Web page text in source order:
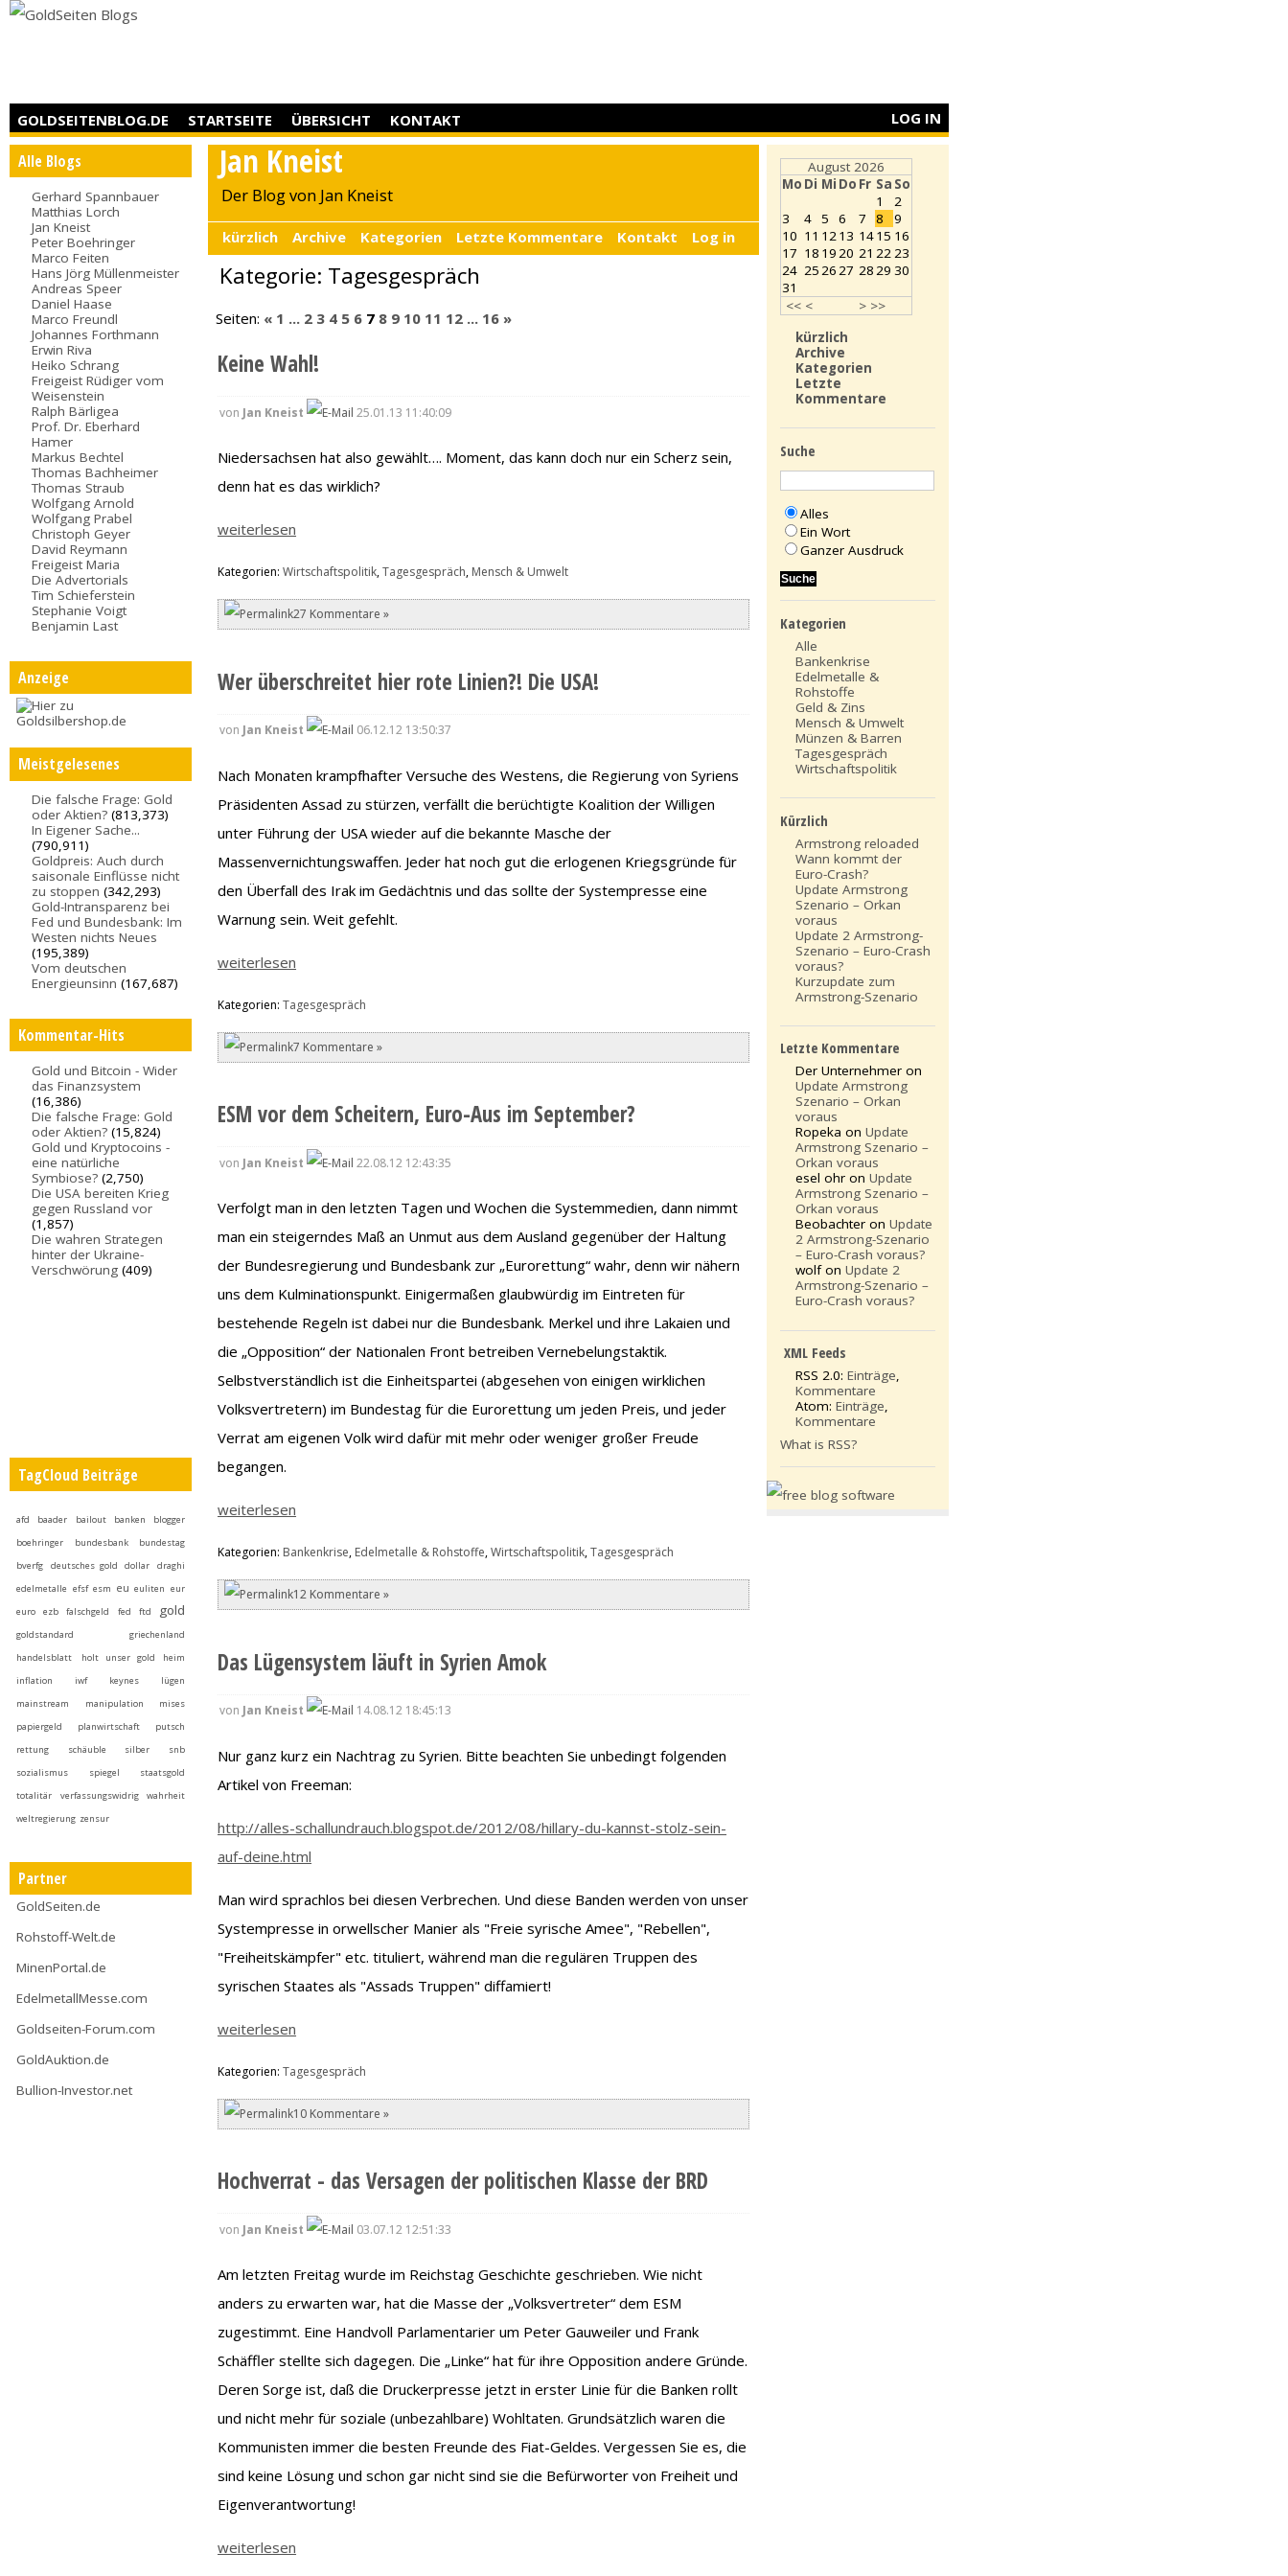
GOLDSEITENBLOG.DE STARTSEITE ÜBERSICHT KONTAKT LOG IN
Alle Blogs
Gerhard Spannbauer
Matthias Lorch
Jan Kneist
Peter Boehringer
Marco Feiten
Hans Jörg Müllenmeister
Andreas Speer
Daniel Haase
Marco Freundl
Johannes Forthmann
Erwin Riva
Heiko Schrang
Freigeist Rüdiger vom
Weisenstein
Ralph Bärligea
Prof. Dr. Eberhard
Hamer
Markus Bechtel
Thomas Bachheimer
Thomas Straub
Wolfgang Arnold
Wolfgang Prabel
Christoph Geyer
David Reymann
Freigeist Maria
Die Advertorials
Tim Schieferstein
Stephanie Voigt
Benjamin Last
Anzeige
Meistgelesenes
Die falsche Frage: Gold
oder Aktien? (813,373)
In Eigener Sache...
(790,911)
Goldpreis: Auch durch
saisonale Einflüsse nicht
zu stoppen (342,293)
Gold-Intransparenz bei
Fed und Bundesbank: Im
Westen nichts Neues
(195,389)
Vom deutschen
Energieunsinn (167,687)
Kommentar-Hits
Gold und Bitcoin - Wider
das Finanzsystem
(16,386)
Die falsche Frage: Gold
oder Aktien? (15,824)
Gold und Kryptocoins -
eine natürliche
Symbiose? (2,750)
Die USA bereiten Krieg
gegen Russland vor
(1,857)
Die wahren Strategen
hinter der Ukraine-
Verschwörung (409)
TagCloud Beiträge
afd baader bailout banken
blogger
boehringer
bundesbank
bundestag
bverfg
deutsches gold dollar
draghi
edelmetalle efsf esm eu euliten eur
euro
ezb falschgeld fed ftd gold
goldstandard
griechenland
handelsblatt
holt unser gold heim
inflation
iwf keynes
lügen
mainstream
manipulation
mises
papiergeld
planwirtschaft
putsch
rettung
schäuble silber
snb
sozialismus
spiegel
staatsgold
totalitär
verfassungswidrig
wahrheit
weltregierung zensur
Partner
GoldSeiten.de
Rohstoff-Welt.de
MinenPortal.de
EdelmetallMesse.com
Goldseiten-Forum.com
GoldAuktion.de
Bullion-Investor.net
Jan Kneist
Der Blog von Jan Kneist
kürzlich Archive Kategorien Letzte Kommentare Kontakt Log in
Kategorie: Tagesgespräch
Seiten: « 1 ... 2 3 4 5 6 7 8 9 10 11 12 ... 16 »
Keine Wahl!
von Jan Kneist 25.01.13 11:40:09
Niedersachsen hat also gewählt…. Moment, das kann doch nur ein Scherz sein,
denn hat es das wirklich?
weiterlesen
Kategorien:Wirtschaftspolitik,Tagesgespräch, Mensch & Umwelt
27 Kommentare »
Wer überschreitet hier rote Linien?! Die USA!
von Jan Kneist 06.12.12 13:50:37
Nach Monaten krampfhafter Versuche des Westens, die Regierung von Syriens
Präsidenten Assad zu stürzen, verfällt die berüchtigte Koalition der Willigen
unter Führung der USA wieder auf die bekannte Masche der
Massenvernichtungswaffen. Jeder hat noch gut die erlogenen Kriegsgründe für
den Überfall des Irak im Gedächtnis und das sollte der Systempresse eine
Warnung sein. Weit gefehlt.
weiterlesen
Kategorien:Tagesgespräch
7 Kommentare »
ESM vor dem Scheitern, Euro-Aus im September?
von Jan Kneist 22.08.12 12:43:35
Verfolgt man in den letzten Tagen und Wochen die Systemmedien, dann nimmt
man ein steigerndes Maß an Unmut aus dem Ausland gegenüber der Haltung
der Bundesregierung und Bundesbank zur „Eurorettung“ wahr, denn wir nähern
uns dem Kulminationspunkt. Einigermaßen glaubwürdig im Eintreten für
bestehende Regeln ist dabei nur die Bundesbank. Merkel und ihre Lakaien und
die „Opposition“ der Nationalen Front betreiben Vernebelungstaktik.
Selbstverständlich ist die Einheitspartei (abgesehen von einigen wirklichen
Volksvertretern) im Bundestag für die Eurorettung um jeden Preis, und jeder
Verrat am eigenen Volk wird dafür mit mehr oder weniger großer Freude
begangen.
weiterlesen
Kategorien: Bankenkrise, Edelmetalle & Rohstoffe,Wirtschaftspolitik,Tagesgespräch
12 Kommentare »
Das Lügensystem läuft in Syrien Amok
von Jan Kneist 14.08.12 18:45:13
Nur ganz kurz ein Nachtrag zu Syrien. Bitte beachten Sie unbedingt folgenden
Artikel von Freeman:
http://alles-schallundrauch.blogspot.de/2012/08/hillary-du-kannst-stolz-sein-
auf-deine.html
Man wird sprachlos bei diesen Verbrechen. Und diese Banden werden von unser
Systempresse in orwellscher Manier als "Freie syrische Amee", "Rebellen",
"Freiheitskämpfer" etc. tituliert, während man die regulären Truppen des
syrischen Staates als "Assads Truppen" diffamiert!
weiterlesen
Kategorien:Tagesgespräch
10 Kommentare »
Hochverrat - das Versagen der politischen Klasse der BRD
von Jan Kneist 03.07.12 12:51:33
Am letzten Freitag wurde im Reichstag Geschichte geschrieben. Wie nicht
anders zu erwarten war, hat die Masse der „Volksvertreter“ dem ESM
zugestimmt. Eine Handvoll Parlamentarier um Peter Gauweiler und Frank
Schäffler stellte sich dagegen. Die „Linke“ hat für ihre Opposition andere Gründe.
Deren Sorge ist, daß die Druckerpresse jetzt in erster Linie für die Banken rollt
und nicht mehr für soziale (unbezahlbare) Wohltaten. Grundsätzlich waren die
Kommunisten immer die besten Freunde des Fiat-Geldes. Vergessen Sie es, die
sind keine Lösung und schon gar nicht sind sie die Befürworter von Freiheit und
Eigenverantwortung!
weiterlesen
August 2026
Mo Di Mi Do Fr Sa So
<< < > >>
1
2
3
4 5 6 7 8
9
10 11 1213 1415 16
17 18 1920 21 2223
24 252627 2829 30
31
kürzlich
Archive
Kategorien
Letzte
Kommentare
Suche
Alles
Ein Wort
Ganzer Ausdruck
Kategorien
Alle
Bankenkrise
Edelmetalle &
Rohstoffe
Geld & Zins
Mensch & Umwelt
Münzen & Barren
Tagesgespräch
Wirtschaftspolitik
Kürzlich
Armstrong reloaded
Wann kommt der
Euro-Crash?
Update Armstrong
Szenario – Orkan
voraus
Update 2 Armstrong-
Szenario – Euro-Crash
voraus?
Kurzupdate zum
Armstrong-Szenario
Letzte Kommentare
Der Unternehmer on
Update Armstrong
Szenario – Orkan
voraus
Ropeka onUpdate
Armstrong Szenario –
Orkan voraus
esel ohr onUpdate
Armstrong Szenario –
Orkan voraus
Beobachter onUpdate
2 Armstrong-Szenario
– Euro-Crash voraus?
wolf onUpdate 2
Armstrong-Szenario –
Euro-Crash voraus?
XML Feeds
RSS 2.0:Einträge,
Kommentare
Atom:Einträge,
Kommentare
What is RSS?